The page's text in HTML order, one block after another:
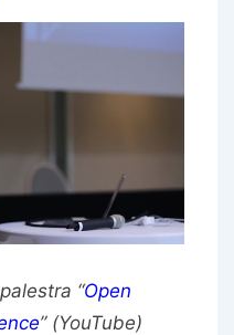
“Open
” (YouTube)